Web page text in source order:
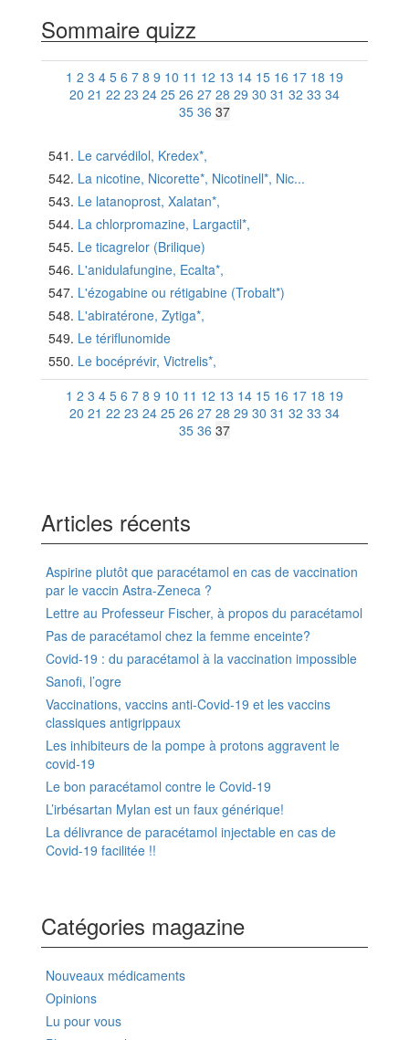
Sommaire quizz
1 2 3 4 5 6 7 8 9 10 11 12 13 14 15 16 17 18 19
20 21 22 23 24 25 26 27 28 29 30 31 32 33 34
35 36 37
Le carvédilol, Kredex*,
La nicotine, Nicorette*, Nicotinell*, Nic...
Le latanoprost, Xalatan*,
La chlorpromazine, Largactil*,
Le ticagrelor (Brilique)
L'anidulafungine, Ecalta*,
L'ézogabine ou rétigabine (Trobalt*)
L'abiratérone, Zytiga*,
Le tériflunomide
Le bocéprévir, Victrelis*,
1 2 3 4 5 6 7 8 9 10 11 12 13 14 15 16 17 18 19
20 21 22 23 24 25 26 27 28 29 30 31 32 33 34
35 36 37
Articles récents
Aspirine plutôt que paracétamol en cas de vaccination
par le vaccin Astra-Zeneca ?
Lettre au Professeur Fischer, à propos du paracétamol
Pas de paracétamol chez la femme enceinte?
Covid-19 : du paracétamol à la vaccination impossible
Sanofi, l’ogre
Vaccinations, vaccins anti-Covid-19 et les vaccins
classiques antigrippaux
Les inhibiteurs de la pompe à protons aggravent le
covid-19
Le bon paracétamol contre le Covid-19
L’irbésartan Mylan est un faux générique!
La délivrance de paracétamol injectable en cas de
Covid-19 facilitée !!
Catégories magazine
Nouveaux médicaments
Opinions
Lu pour vous